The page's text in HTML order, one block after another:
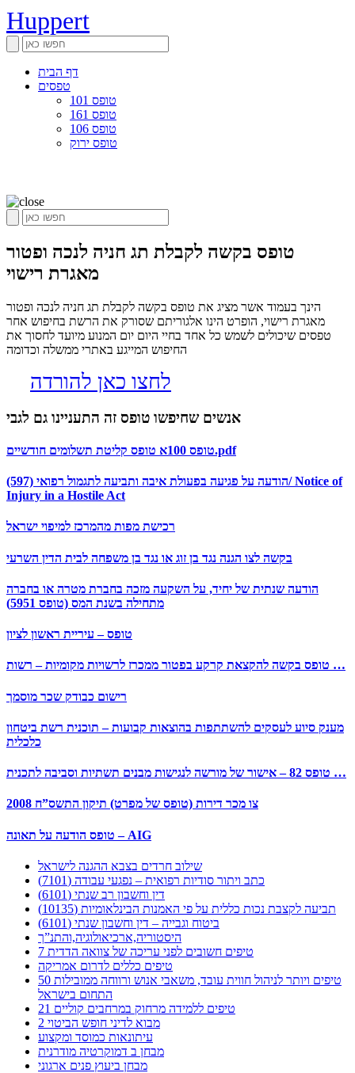
Huppert
דף הבית
טפסים
טופס 101
טופס 161
טופס 106
טופס ירוק
טופס בקשה לקבלת תג חניה לנכה ופטור
מאגרת רישוי
הינך בעמוד אשר מציג את טופס בקשה לקבלת תג חניה לנכה ופטור
מאגרת רישוי, הופרט הינו אלגוריתם שסורק את הרשת בחיפוש אחר
טפסים שיכולים לשמש כל אחד בחיי היום יום המנוע מיועד לחסוך את
החיפוש המייגע באתרי ממשלה וכדומה
לחצו כאן להורדה
אנשים שחיפשו טופס זה התעניינו גם לגבי
טופס 100א טופס קליטת תשלומים חודשיים.pdf
(597) הודעה על פגיעה בפעולת איבה ותביעה לתגמול רפואי/ Notice of
Injury in a Hostile Act
רכישת מפות מהמרכז למיפוי ישראל
בקשה לצו הגנה נגד בן זוג או נגד בן משפחה לבית הדין השרעי
הודעה שנתית של יחיד, על השקעה מזכה בחברת מטרה או בחברה
מתחילה בשנת המס (טופס 5951)
טופס – עיריית ראשון לציון
טופס בקשה להקצאת קרקע בפטור ממכרז לרשויות מקומיות – רשות …
רישום כבודק שכר מוסמך
מענק סיוע לעסקים להשתתפות בהוצאות קבועות – תוכנית רשת ביטחון
כלכלית
טופס 82 – אישור של מורשה לנגישות מבנים תשתיות וסביבה לתכנית …
צו מכר דירות (טופס של מפרט) תיקון התשס”ח 2008
טופס הודעה על תאונה – AIG
שילוב חרדים בצבא ההגנה לישראל
כתב ויתור סודיות רפואית – נפגעי עבודה (7101)
דין וחשבון רב שנתי (6101)
תביעה לקצבת נכות כללית על פי האמנות הבינלאומיות (10135)
ביטוח וגבייה – דין וחשבון שנתי (6101)
היסטוריה,ארכיאולוגיה,והתנ”ך
7 טיפים חשובים לפני עריכה של צוואה הדדית
טיפים כללים לדרום אמריקה
50 טיפים ויותר לניהול חווית עובד, משאבי אנוש ורווחה ממובילות
התחום בישראל
21 טיפים ללמידה מרחוק במרחבים קוליים
מבוא לדיני חופש הביטוי 2
עיתונאות כמוסד ומקצוע
מבחן ב דמוקרטיה מודרנית
מבחן ביעוץ פנים ארגוני